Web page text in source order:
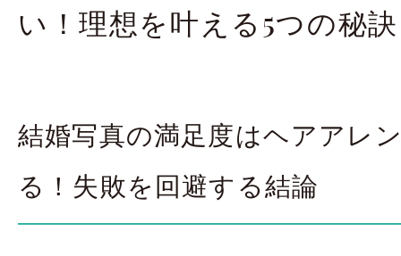
LINEで予約・相
来店のご予約
い！理想を叶える5つの秘
結婚写真の満足度はヘアアレ
る！失敗を回避する結論